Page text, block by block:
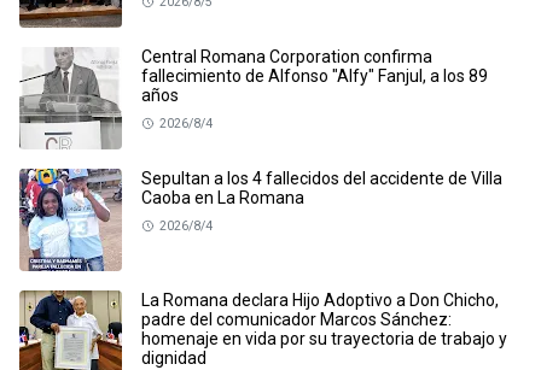
Central Romana Corporation confirma
fallecimiento de Alfonso "Alfy" Fanjul, a los 89
años
2026/8/4
Sepultan a los 4 fallecidos del accidente de Villa
Caoba en La Romana
2026/8/4
La Romana declara Hijo Adoptivo a Don Chicho,
padre del comunicador Marcos Sánchez:
homenaje en vida por su trayectoria de trabajo y
dignidad